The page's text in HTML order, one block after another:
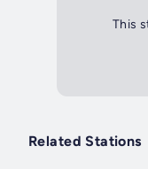
This
Related Stations